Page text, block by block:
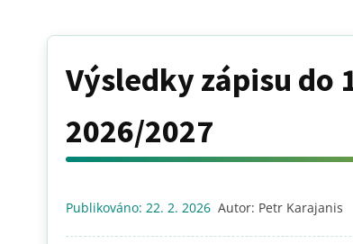
Výsledky zápisu
2026/2027
Publikováno: 22. 2. 2026 Autor: Petr Karajanis